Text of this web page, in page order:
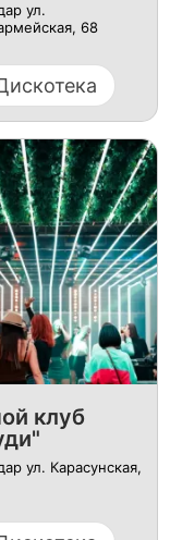
ул.
68
клуб
ул. Карасунская,